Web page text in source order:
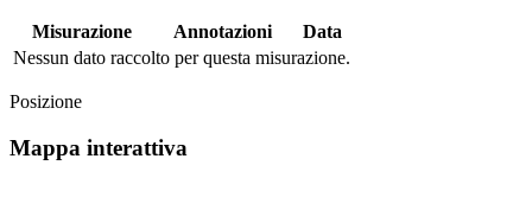
Misurazione Annotazioni
Data
Nessun dato raccolto per questa misurazione.
Posizione
Mappa interattiva